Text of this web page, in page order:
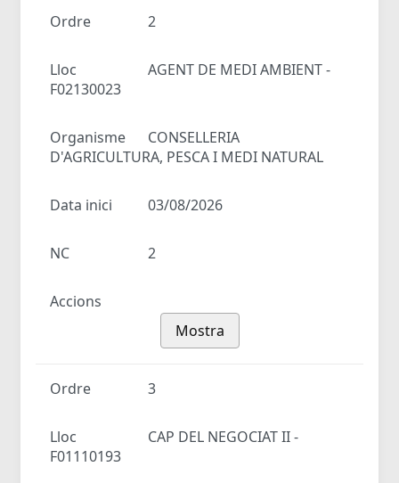
Ordre 2
Lloc
AGENT DE MEDI AMBIENT -
F02130023
Organisme
CONSELLERIA
D'AGRICULTURA, PESCA I MEDI NATURAL
Data inici 03/08/2026
NC 2
Accions
Mostra
Ordre 3
Lloc
CAP DEL NEGOCIAT II -
F01110193